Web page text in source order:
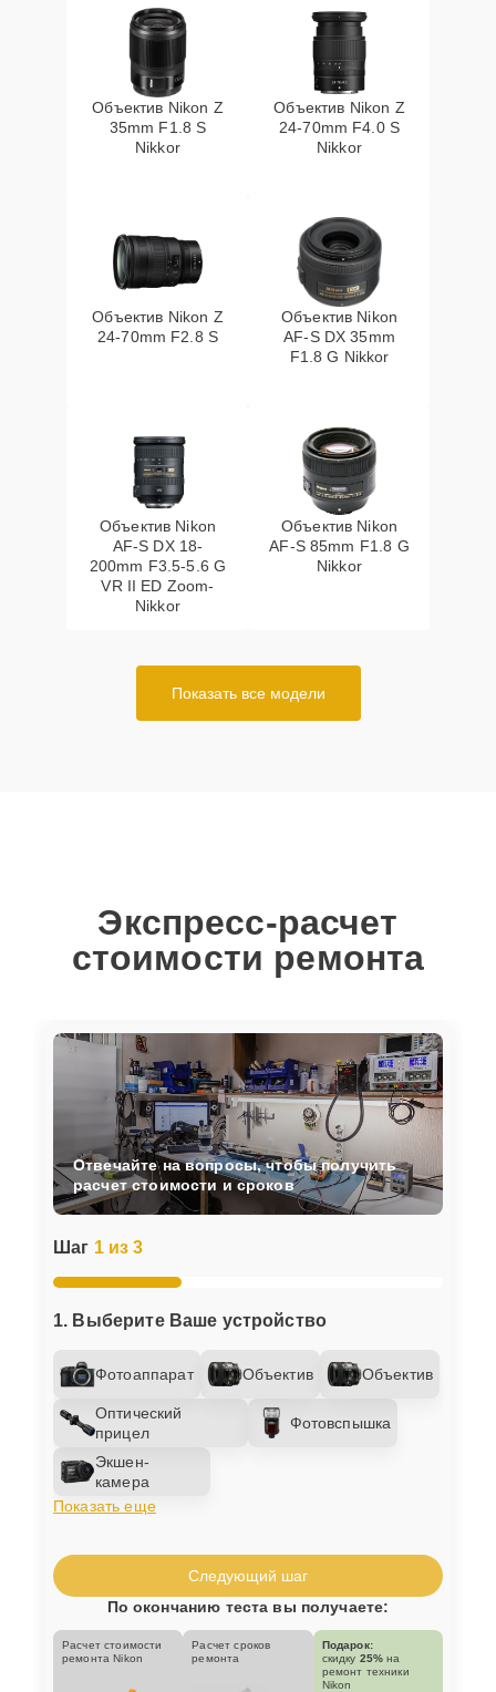
Объектив Nikon Z
35mm F1.8 S
Nikkor
Объектив Nikon Z
24-70mm F4.0 S
Nikkor
Объектив Nikon Z
24-70mm F2.8 S
Объектив Nikon
AF-S DX 35mm
F1.8 G Nikkor
Объектив Nikon
AF-S DX 18-
200mm F3.5-5.6 G
VR II ED Zoom-
Nikkor
Объектив Nikon
AF-S 85mm F1.8 G
Nikkor
Показать все модели
Экспресс-расчет
стоимости ремонта
Шаг 1 из 3
1. Выберите Ваше устройство
Фотоаппарат Объектив Объектив
Оптический
прицел
Фотовспышка
Экшен-
камера
Показать еще
Отвечайте на вопросы, чтобы получить
расчет стоимости и сроков
Следующий шаг
По окончанию теста вы получаете:
Расчет стоимости
ремонта Nikon
Расчет сроков
ремонта
Подарок:
скидку 25% на
ремонт техники
Nikon